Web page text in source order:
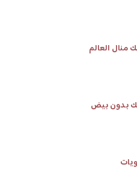
العالم
بدون بيض